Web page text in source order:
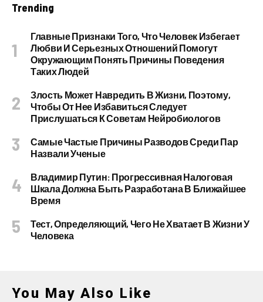
Trending
Главные Признаки Того, Что Человек Избегает
Любви И Серьезных Отношений Помогут
Окружающим Понять Причины Поведения
Таких Людей
Злость Может Навредить В Жизни, Поэтому,
Чтобы От Нее Избавиться Следует
Прислушаться К Советам Нейробиологов
Самые Частые Причины Разводов Среди Пар
Назвали Ученые
Владимир Путин: Прогрессивная Налоговая
Шкала Должна Быть Разработана В Ближайшее
Время
Тест, Определяющий, Чего Не Хватает В Жизни У
Человека
You May Also Like